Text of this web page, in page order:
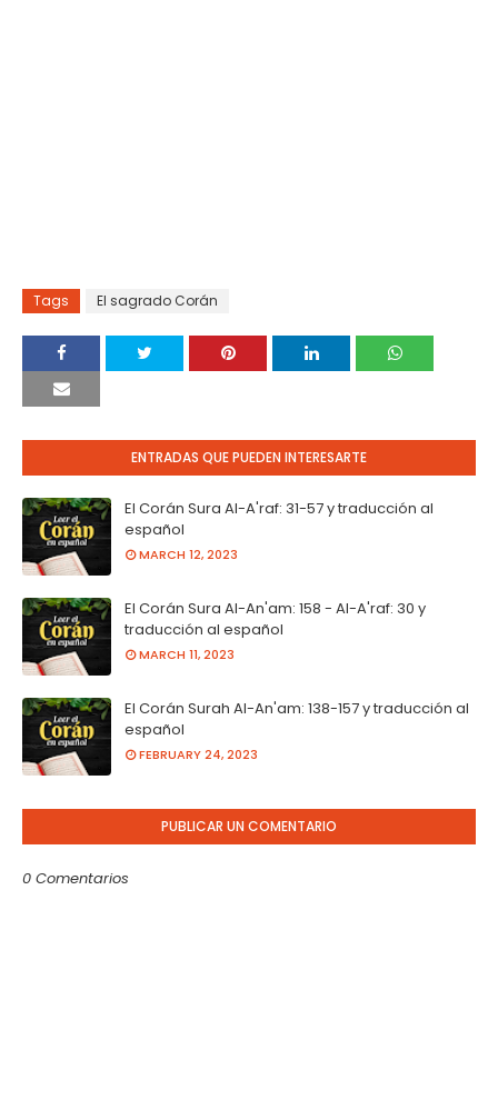
Tags El sagrado Corán
ENTRADAS QUE PUEDEN INTERESARTE
El Corán Sura Al-A'raf: 31-57 y traducción al
español
MARCH 12, 2023
El Corán Sura Al-An'am: 158 - Al-A'raf: 30 y
traducción al español
MARCH 11, 2023
El Corán Surah Al-An'am: 138-157 y traducción al
español
FEBRUARY 24, 2023
PUBLICAR UN COMENTARIO
0 Comentarios